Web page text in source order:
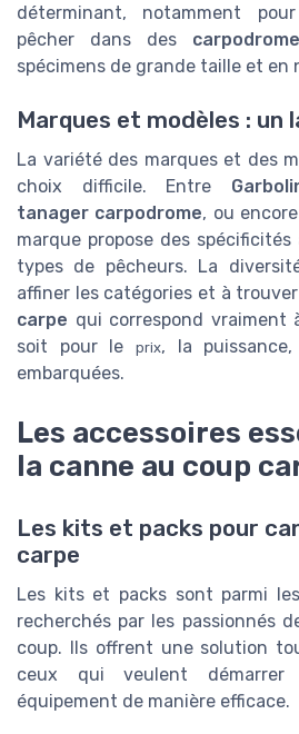
déterminant, notamment
pêcher dans des
spécimens de grande taille et en
Marques et modèles : un
La variété des marques et des
choix difficile. Entre
tanager carpodrome, ou encore
marque propose des
types de pêcheurs. La
affiner les catégories et à
carpe qui correspond vraiment
soit pour le
prix, la
embarquées.
Les accessoires
la canne au coup
Les kits et packs pour
carpe
Les kits et packs sont parmi
recherchés par les passionnés
coup. Ils offrent une solution
ceux qui veulent
équipement de manière efficace.